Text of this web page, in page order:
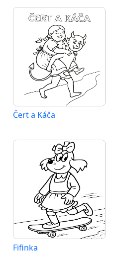
Čert a Káča
Fifinka